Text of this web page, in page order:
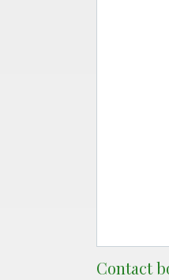
Contact